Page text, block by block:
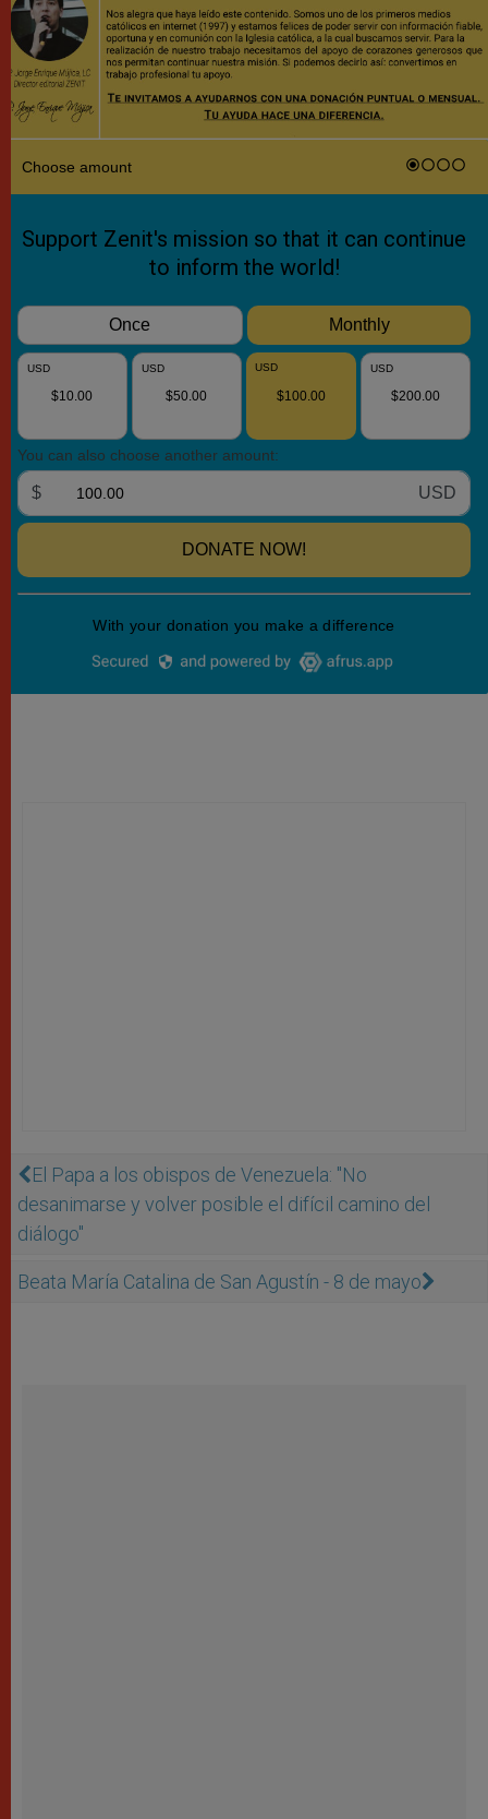
El Papa a los obispos de Venezuela: "No
desanimarse y volver posible el difícil camino del
diálogo"
Beata María Catalina de San Agustín - 8 de mayo